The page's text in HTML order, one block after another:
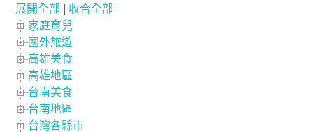
展開全部
收合全部
家庭育兒
國外旅遊
高雄美食
高雄地區
台南美食
台南地區
台灣各縣市